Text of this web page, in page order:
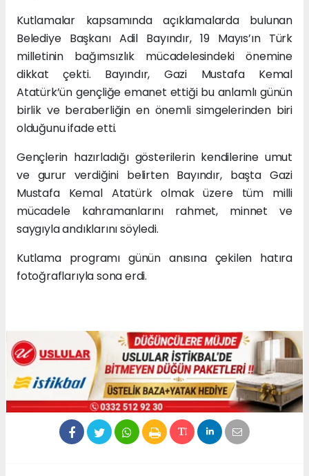
Kutlamalar kapsamında açıklamalarda bulunan
Belediye Başkanı Adil Bayındır, 19 Mayıs’ın Türk
milletinin bağımsızlık mücadelesindeki önemine
dikkat çekti. Bayındır, Gazi Mustafa Kemal
Atatürk’ün gençliğe emanet ettiği bu anlamlı günün
birlik ve beraberliğin en önemli simgelerinden biri
olduğunu ifade etti.
Gençlerin hazırladığı gösterilerin kendilerine umut
ve gurur verdiğini belirten Bayındır, başta Gazi
Mustafa Kemal Atatürk olmak üzere tüm milli
mücadele kahramanlarını rahmet, minnet ve
saygıyla andıklarını söyledi.
Kutlama programı günün anısına çekilen hatıra
fotoğraflarıyla sona erdi.